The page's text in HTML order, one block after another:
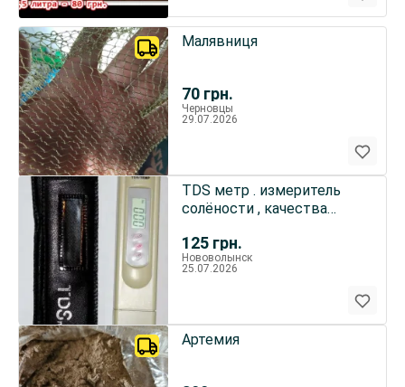
70 грн.
Малявниця
Черновцы
29.07.2026
125 грн.
TDS метр . измеритель
солёности , качества
Нововолынск
25.07.2026
Артемия